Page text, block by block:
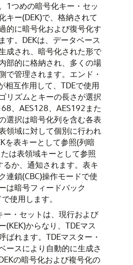
1つめの暗号化キー・セッ
キー(DEK)で、格納されて
的に暗号化および復号化す
す。DEKは、データベース
成され、暗号化された形で
部的に格納され、多くの場
で管理されます。エンド・
相互作用して、TDEで使用
リズムとキーの長さが選択
、AES128、AES192また
選択は暗号化列を含む各表
領域に対して個別に行われ
を表キーとして参照(列暗
は表領域キーとして参照
るか、通知されます。表キ
連鎖(CBC)操作モードで使
は暗号フィードバック
使用します。
ー・セットは、現行および
(KEK)からなり、TDEマス
ばれます。TDEマスター・
ースにより自動的に生成さ
の暗号化および複号化の